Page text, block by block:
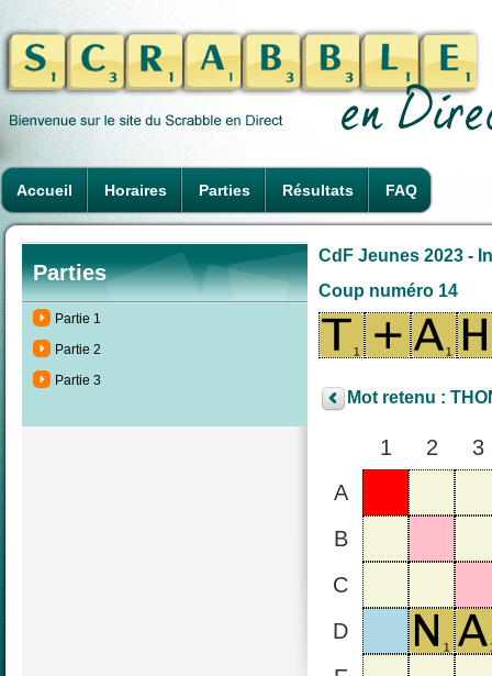
Accueil Horaires Parties Résultats FAQ
Parties
Partie 1
Partie 2
Partie 3
CdF Jeunes 2023 -
Coup numéro 14
Mot retenu :
1 2
3
A
B
C
D